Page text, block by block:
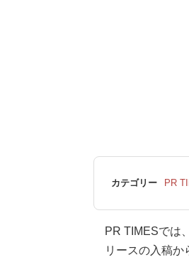
カテゴリー PR
PR TIMESでは
リースの入稿